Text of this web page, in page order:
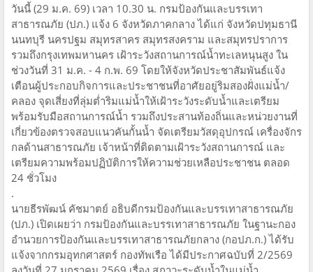
วันนี้ (29 ม.ค. 69) เวลา 10.30 น. กรมป้องกันและบรรเทา
สาธารณภัย (ปภ.) แจ้ง 6 จังหวัดภาคกลาง ได้แก่ จังหวัดปทุมธานี
นนทบุรี นครปฐม สมุทรสาคร สมุทรสงคราม และสมุทรปราการ
รวมถึงกรุงเทพมหานคร เฝ้าระวังสถานการณ์น้ำทะเลหนุนสูง ใน
ช่วงวันที่ 31 ม.ค. - 4 ก.พ. 69 โดยให้จังหวัดประชาสัมพันธ์แจ้ง
เตือนผู้ประกอบกิจการและประชาชนที่อาศัยอยู่ริมสองฝั่งแม่น้ำ/
คลอง จุดเสี่ยงที่ลุ่มต่ำริมแม่น้ำให้เฝ้าระวังระดับน้ำและเตรียม
พร้อมรับมือสถานการณ์น้ำ รวมถึงประสานท้องถิ่นและหน่วยงานที่
เกี่ยวข้องตรวจสอบแนวคันกั้นน้ำ จัดเตรียมวัสดุอุปกรณ์ เครื่องจักร
กลด้านสาธารณภัย เจ้าหน้าที่ติดตามเฝ้าระวังสถานการณ์ และ
เตรียมความพร้อมปฏิบัติการให้ความช่วยเหลือประชาชน ตลอด
24 ชั่วโมง
.
นายธีรพัฒน์ คัชมาตย์ อธิบดีกรมป้องกันและบรรเทาสาธารณภัย
(ปภ.) เปิดเผยว่า กรมป้องกันและบรรเทาสาธารณภัย ในฐานะกอง
อำนวยการป้องกันและบรรเทาสาธารณภัยกลาง (กอปภ.ก.) ได้รับ
แจ้งจากกรมอุทกศาสตร์ กองทัพเรือ ได้มีประกาศฉบับที่ 2/2569